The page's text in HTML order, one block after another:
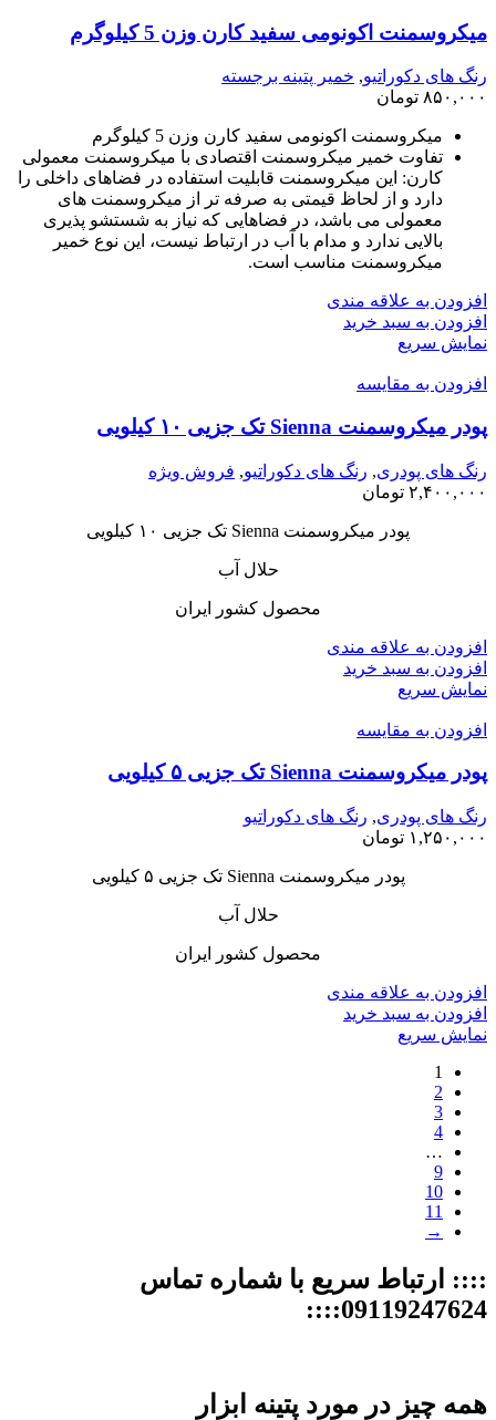
میکروسمنت اکونومی سفید کارن وزن 5 کیلوگرم
رنگ های دکوراتیو, خمیر پتینه برجسته
۸۵۰,۰۰۰ تومان
میکروسمنت اکونومی سفید کارن وزن 5 کیلوگرم
تفاوت خمیر میکروسمنت اقتصادی با میکروسمنت معمولی
کارن: این میکروسمنت قابلیت استفاده در فضاهای داخلی را
دارد و از لحاظ قیمتی به صرفه تر از میکروسمنت های
معمولی می باشد، در فضاهایی که نیاز به شستشو پذیری
بالایی ندارد و مدام با آب در ارتباط نیست، این نوع خمیر
میکروسمنت مناسب است.
افزودن به علاقه مندی
افزودن به سبد خرید
نمایش سریع
افزودن به مقایسه
پودر میکروسمنت Sienna تک جزیی ۱۰ کیلویی
رنگ های پودری, رنگ های دکوراتیو, فروش ویژه
۲,۴۰۰,۰۰۰ تومان
پودر میکروسمنت Sienna تک جزیی ۱۰ کیلویی
حلال آب
محصول کشور ایران
افزودن به علاقه مندی
افزودن به سبد خرید
نمایش سریع
افزودن به مقایسه
پودر میکروسمنت Sienna تک جزیی ۵ کیلویی
رنگ های پودری, رنگ های دکوراتیو
۱,۲۵۰,۰۰۰ تومان
پودر میکروسمنت Sienna تک جزیی ۵ کیلویی
حلال آب
محصول کشور ایران
افزودن به علاقه مندی
افزودن به سبد خرید
نمایش سریع
1
2
3
4
…
9
10
11
→
:::: ارتباط سریع با شماره تماس
09119247624::::
همه چیز در مورد پتینه ابزار